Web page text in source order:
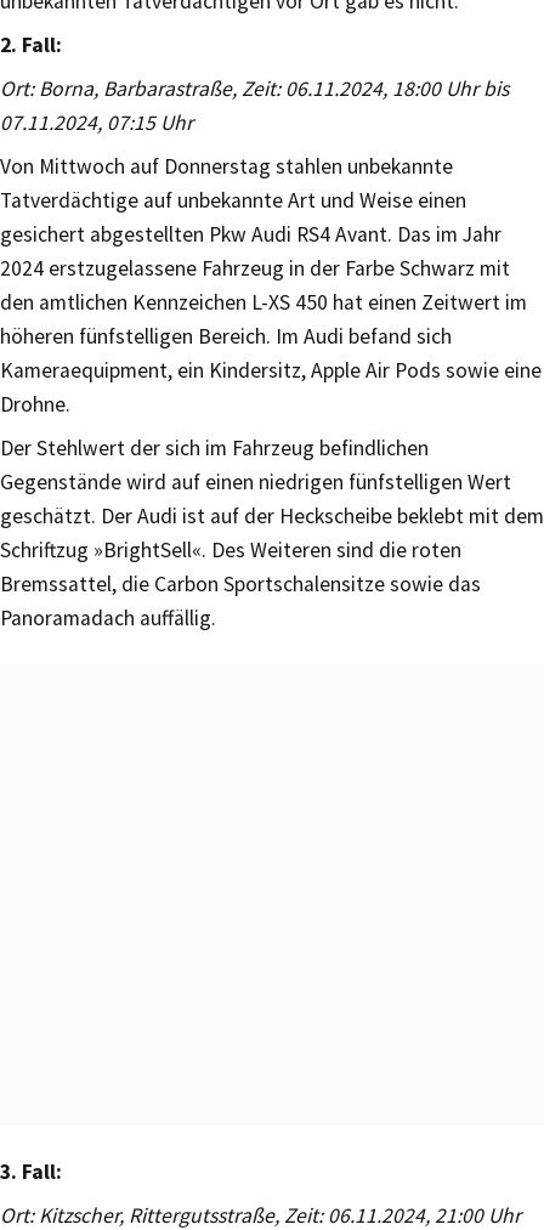
2. Fall:
Ort: Borna, Barbarastraße, Zeit: 06.11.2024, 18:00 Uhr bis
07.11.2024, 07:15 Uhr
Von Mittwoch auf Donnerstag stahlen unbekannte
Tatverdächtige auf unbekannte Art und Weise einen
gesichert abgestellten Pkw Audi RS4 Avant. Das im Jahr
2024 erstzugelassene Fahrzeug in der Farbe Schwarz mit
den amtlichen Kennzeichen L-XS 450 hat einen Zeitwert im
höheren fünfstelligen Bereich. Im Audi befand sich
Kameraequipment, ein Kindersitz, Apple Air Pods sowie eine
Drohne.
Der Stehlwert der sich im Fahrzeug befindlichen
Gegenstände wird auf einen niedrigen fünfstelligen Wert
geschätzt. Der Audi ist auf der Heckscheibe beklebt mit dem
Schriftzug »BrightSell«. Des Weiteren sind die roten
Bremssattel, die Carbon Sportschalensitze sowie das
Panoramadach auffällig.
3. Fall:
Ort: Kitzscher, Rittergutsstraße, Zeit: 06.11.2024, 21:00 Uhr